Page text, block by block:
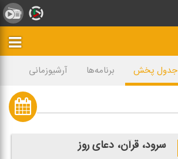
جدول پخش برنامه‌ها آرشیوزمانی
سرود، قرآن، دعای روز